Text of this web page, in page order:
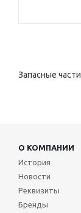
Запасные
О КОМПАНИИ
История
Новости
Реквизиты
Бренды